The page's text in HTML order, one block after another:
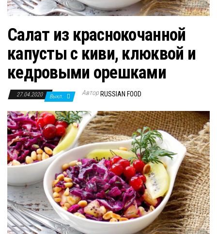
Салат из краснокочанной
капусты с киви, клюквой и
кедровыми орешками
27.04.2020 Выкл. Автор RUSSIAN FOOD